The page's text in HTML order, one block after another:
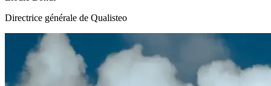
Directrice générale de Qualisteo